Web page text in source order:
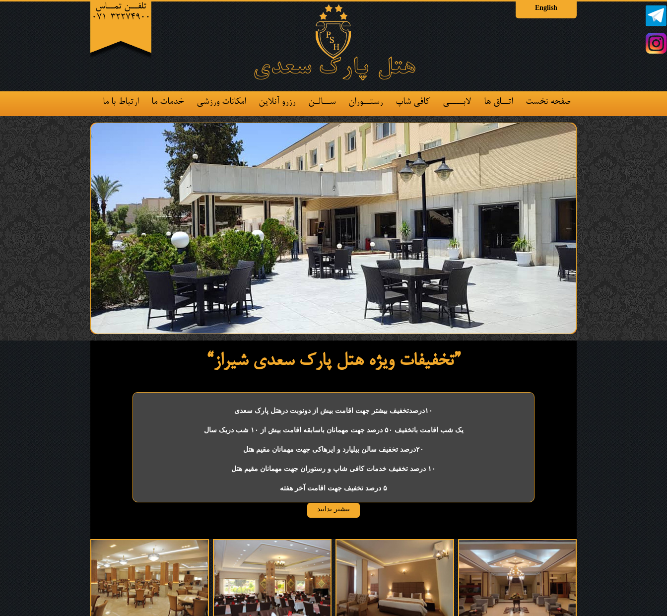
English
هتل پارک سعدی
تلفــن تمــاس
071-32274900
صفحه نخست اتــاق ها لابــــی کافی شاپ رستــوران ســالـن رزرو آنلاین امکانات ورزشی خدمات ما ارتباط با ما
“تخفیفات ویژه هتل پارک سعدی شیراز”
۱۰درصدتخفیف بیشتر جهت اقامت بیش از دونوبت درهتل پارک سعدی
یک شب اقامت باتخفیف ۵۰ درصد جهت مهمانان باسابقه اقامت بیش از ۱۰ شب دریک سال
۲۰درصد تخفیف سالن بیلیارد و ایرهاکی جهت مهمانان مقیم هتل
۱۰ درصد تخفیف خدمات کافی شاپ و رستوران جهت مهمانان مقیم هتل
۵ درصد تخفیف جهت اقامت آخر هفته
بیشتر بدانید